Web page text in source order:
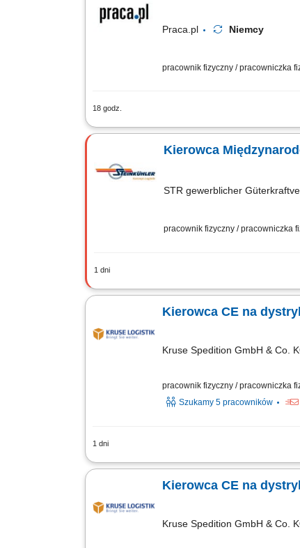
Praca.pl Niemcy
pracownik fizyczny / pracowniczka
18 godz.
Opis stanowiska Sprawna obsługa
Kierowca
STR gewerblicher
pracownik fizyczny / pracowniczka
1 dni
Opis stanowiska: wykonywanie
Kierowca CE na
Kruse Spedition GmbH & Co.
pracownik fizyczny / pracowniczka
Szukamy 5 pracowników
1 dni
KOGO POSZUKUJEMY?
Kierowca CE na
Kruse Spedition GmbH & Co.